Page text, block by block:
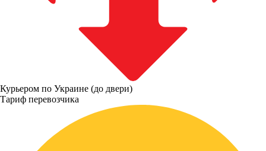
Курьером по Украине (до двери)
Тариф перевозчика